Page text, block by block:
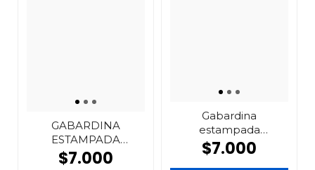
GABARDINA
ESTAMPADA
CAMUFLADO
$7.000
Gabardina
estampada
escocesa
$7.000